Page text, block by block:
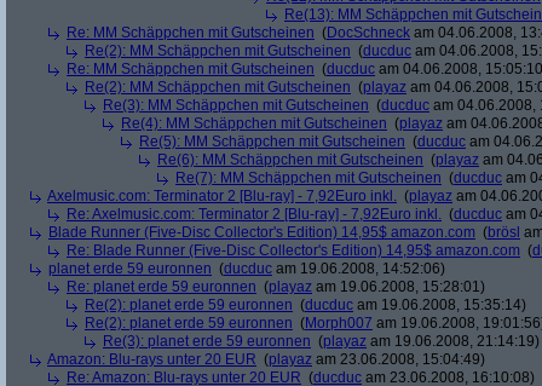
Re(13): MM Schäppchen mit
Re: MM Schäppchen mit Gutscheinen (DocSchneck am 04.06.2008,
Re(2): MM Schäppchen mit Gutscheinen (ducduc am 04.06.2008,
Re: MM Schäppchen mit Gutscheinen (ducduc am 04.06.2008,
Re(2): MM Schäppchen mit Gutscheinen (playaz am 04.06.2008,
Re(3): MM Schäppchen mit Gutscheinen (ducduc am 04.06.2008,
Re(4): MM Schäppchen mit Gutscheinen (playaz am
Re(5): MM Schäppchen mit Gutscheinen (ducduc am
Re(6): MM Schäppchen mit Gutscheinen (playaz am
Re(7): MM Schäppchen mit Gutscheinen (ducduc am
Axelmusic.com: Terminator 2 [Blu-ray] - 7,92Euro inkl. (playaz am
Re: Axelmusic.com: Terminator 2 [Blu-ray] - 7,92Euro inkl. (ducduc am
Blade Runner (Five-Disc Collector's Edition) 14,95$ amazon.com (brösl
Re: Blade Runner (Five-Disc Collector's Edition) 14,95$ amazon.com (
planet erde 59 euronnen (ducduc am 19.06.2008, 14:52:06)
Re: planet erde 59 euronnen (playaz am 19.06.2008, 15:28:01)
Re(2): planet erde 59 euronnen (ducduc am 19.06.2008, 15:35:14)
Re(2): planet erde 59 euronnen (Morph007 am 19.06.2008,
Re(3): planet erde 59 euronnen (playaz am 19.06.2008, 21:14:19)
Amazon: Blu-rays unter 20 EUR (playaz am 23.06.2008, 15:04:49)
Re: Amazon: Blu-rays unter 20 EUR (ducduc am 23.06.2008, 16:10:08)